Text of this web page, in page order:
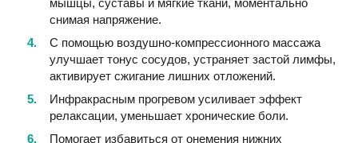
мышцы, суставы и мягкие ткани, моментально
снимая напряжение.
С помощью воздушно-компрессионного массажа
улучшает тонус сосудов, устраняет застой лимфы,
активирует сжигание лишних отложений.
Инфракрасным прогревом усиливает эффект
релаксации, уменьшает хронические боли.
Помогает избавиться от онемения нижних